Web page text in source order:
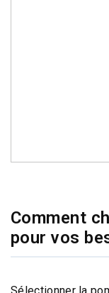
Comment
pour vos